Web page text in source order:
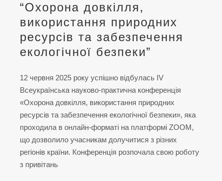
“Охорона довкілля,
використання природних
ресурсів та забезпечення
екологічної безпеки”
12 червня 2025 року успішно відбулась IV
Всеукраїнська науково-практична конференція
«Охорона довкілля, використання природних
ресурсів та забезпечення екологічної безпеки», яка
проходила в онлайн-форматі на платформі ZOOM,
що дозволило учасникам долучитися з різних
регіонів країни. Конференція розпочала свою роботу
з привітань